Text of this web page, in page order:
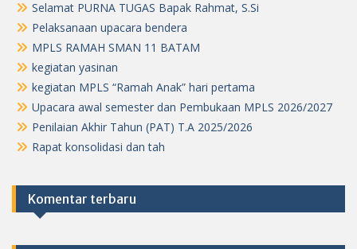
Selamat PURNA TUGAS Bapak Rahmat, S.Si
Pelaksanaan upacara bendera
MPLS RAMAH SMAN 11 BATAM
kegiatan yasinan
kegiatan MPLS “Ramah Anak” hari pertama
Upacara awal semester dan Pembukaan MPLS 2026/2027
Penilaian Akhir Tahun (PAT) T.A 2025/2026
Rapat konsolidasi dan tah
Komentar terbaru